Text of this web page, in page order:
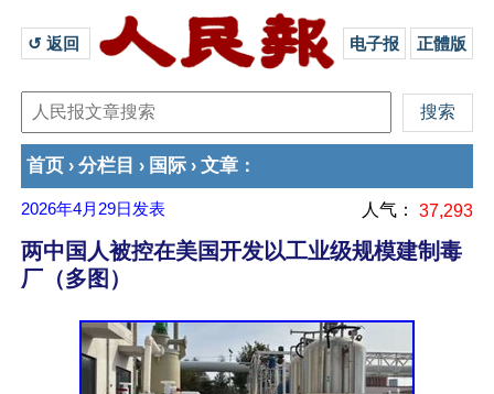
↺ 返回 电子报 正體版
首页 › 分栏目 › 国际 › 文章 ：
2026年4月29日 发表 人气： 37,293
两中国人被控在美国开发以工业级规模建制毒
厂（多图）